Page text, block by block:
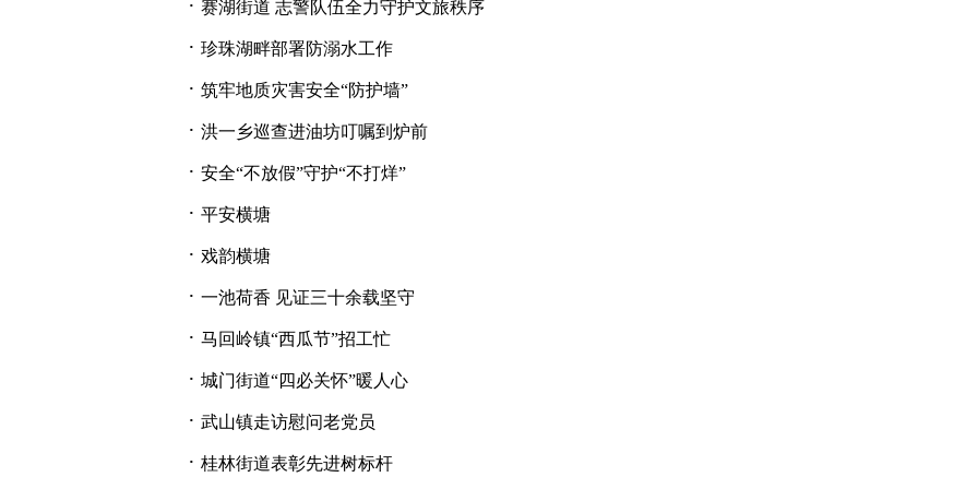
· 赛湖街道 志警队伍全力守护文旅秩序
· 珍珠湖畔部署防溺水工作
· 筑牢地质灾害安全“防护墙”
· 洪一乡巡查进油坊叮嘱到炉前
· 安全“不放假”守护“不打烊”
· 平安横塘
· 戏韵横塘
· 一池荷香 见证三十余载坚守
· 马回岭镇“西瓜节”招工忙
· 城门街道“四必关怀”暖人心
· 武山镇走访慰问老党员
· 桂林街道表彰先进树标杆